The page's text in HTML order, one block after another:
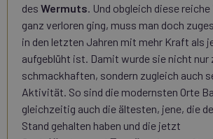
des Wermuts . Und obgleich diese reiche
ganz verloren ging, muss man doch
in den letzten Jahren mit mehr Kraft als
aufgeblüht ist. Damit wurde sie nicht nur
schmackhaften, sondern zugleich auch
Aktivität. So sind die modernsten Orte
gleichzeitig auch die ältesten, jene, die
Stand gehalten haben und die jetzt